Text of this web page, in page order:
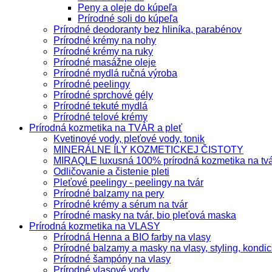
Peny a oleje do kúpeľa
Prírodné soli do kúpeľa
Prírodné deodoranty bez hliníka, parabénov
Prírodné krémy na nohy
Prírodné krémy na ruky
Prírodné masážne oleje
Prírodné mydlá ručná výroba
Prírodné peelingy
Prírodné sprchové gély
Prírodné tekuté mydlá
Prírodné telové krémy
Prírodná kozmetika na TVÁR a pleť
Kvetinové vody, pleťové vody, tonik
MINERÁLNE ÍLY KOZMETICKEJ ČISTOTY
MIRAQLE luxusná 100% prírodná kozmetika na
Odličovanie a čistenie pleti
Pleťové peelingy - peelingy na tvár
Prírodné balzamy na pery
Prírodné krémy a sérum na tvár
Prírodné masky na tvár, bio pleťová maska
Prírodná kozmetika na VLASY
Prírodná Henna a BIO farby na vlasy
Prírodné balzamy a masky na vlasy, styling,
Prírodné šampóny na vlasy